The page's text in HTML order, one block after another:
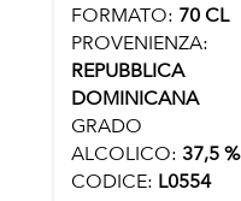
FORMATO: 70 CL
PROVENIENZA:
REPUBBLICA
DOMINICANA
GRADO
ALCOLICO: 37,5 %
CODICE: L0554